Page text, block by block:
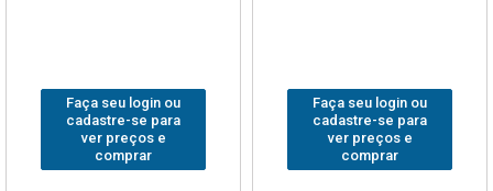
Faça seu login ou
cadastre-se para
ver preços e
comprar
Faça seu login ou
cadastre-se para
ver preços e
comprar